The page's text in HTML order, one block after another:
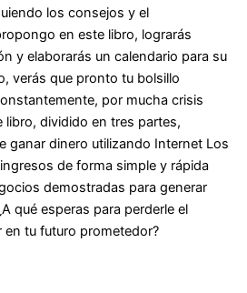
los consejos y el
en este libro, lograrás
y elaborarás un calendario para su
verás que pronto tu bolsillo
por mucha crisis
libro, dividido en tres partes,
ganar dinero utilizando Internet Los
de forma simple y rápida
demostradas para generar
qué esperas para perderle el
en tu futuro prometedor?